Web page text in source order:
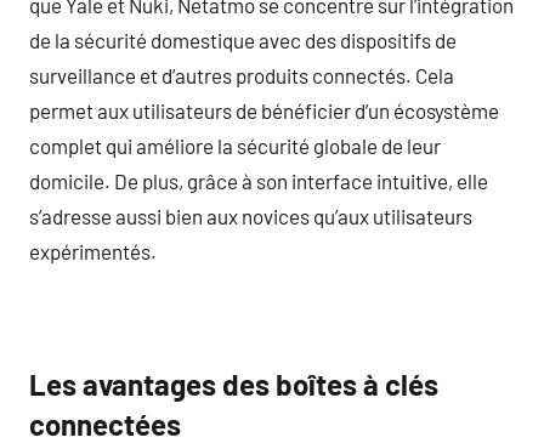
de la sécurité domestique avec des dispositifs de
surveillance et d’autres produits connectés. Cela
permet aux utilisateurs de bénéficier d’un écosystème
complet qui améliore la sécurité globale de leur
domicile. De plus, grâce à son interface intuitive, elle
s’adresse aussi bien aux novices qu’aux utilisateurs
expérimentés.
Les avantages des boîtes à clés
connectées